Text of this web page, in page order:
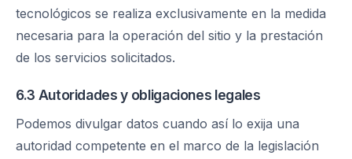
tecnológicos se realiza exclusivamente en la medida
necesaria para la operación del sitio y la prestación
de los servicios solicitados.
6.3 Autoridades y obligaciones legales
Podemos divulgar datos cuando así lo exija una
autoridad competente en el marco de la legislación